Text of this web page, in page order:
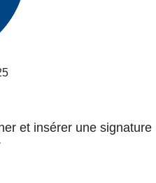
et insérer une signature